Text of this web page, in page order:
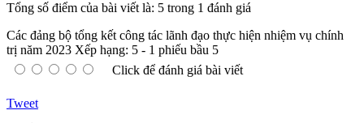
Tổng số điểm của bài viết là: 5 trong 1 đánh giá
Các đảng bộ tổng kết công tác lãnh đạo thực hiện nhiệm vụ chính
trị năm 2023 Xếp hạng: 5 - 1 phiếu bầu 5
Click để đánh giá bài viết
Tweet